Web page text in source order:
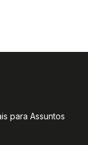
para Assuntos